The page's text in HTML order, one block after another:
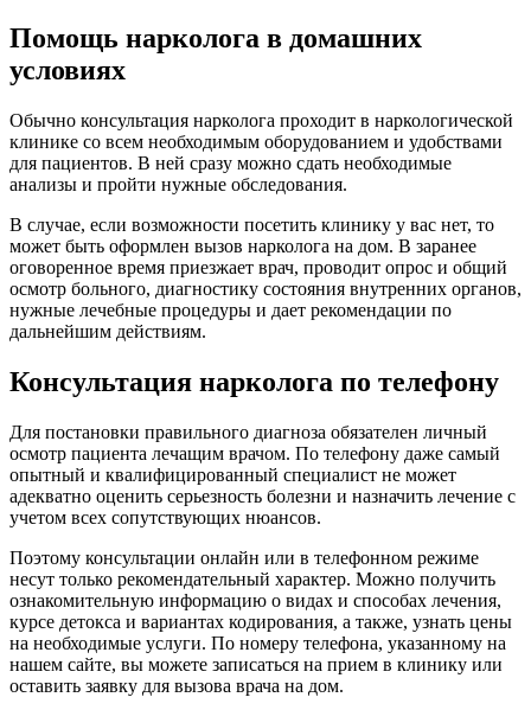
Помощь нарколога в домашних
условиях
Обычно консультация нарколога проходит в наркологической
клинике со всем необходимым оборудованием и удобствами
для пациентов. В ней сразу можно сдать необходимые
анализы и пройти нужные обследования.
В случае, если возможности посетить клинику у вас нет, то
может быть оформлен вызов нарколога на дом. В заранее
оговоренное время приезжает врач, проводит опрос и общий
осмотр больного, диагностику состояния внутренних органов,
нужные лечебные процедуры и дает рекомендации по
дальнейшим действиям.
Консультация нарколога по телефону
Для постановки правильного диагноза обязателен личный
осмотр пациента лечащим врачом. По телефону даже самый
опытный и квалифицированный специалист не может
адекватно оценить серьезность болезни и назначить лечение с
учетом всех сопутствующих нюансов.
Поэтому консультации онлайн или в телефонном режиме
несут только рекомендательный характер. Можно получить
ознакомительную информацию о видах и способах лечения,
курсе детокса и вариантах кодирования, а также, узнать цены
на необходимые услуги. По номеру телефона, указанному на
нашем сайте, вы можете записаться на прием в клинику или
оставить заявку для вызова врача на дом.